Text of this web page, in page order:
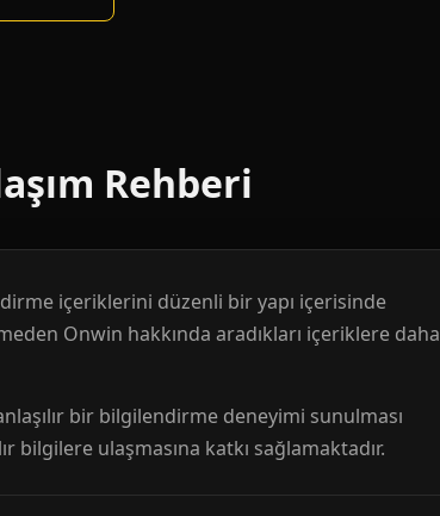
Rehberi
içeriklerini düzenli bir yapı içerisinde
Onwin hakkında aradıkları içeriklere daha
bir bilgilendirme deneyimi sunulması
bilgilere ulaşmasına katkı sağlamaktadır.